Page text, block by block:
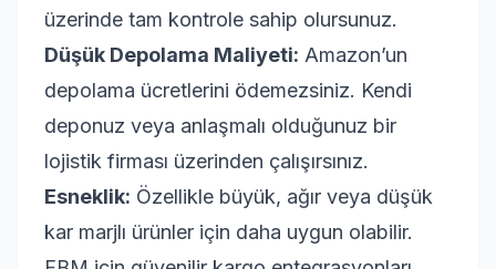
üzerinde tam kontrole sahip olursunuz.
Düşük Depolama Maliyeti: Amazon’un
depolama ücretlerini ödemezsiniz. Kendi
deponuz veya anlaşmalı olduğunuz bir
lojistik firması üzerinden çalışırsınız.
Esneklik: Özellikle büyük, ağır veya düşük
kar marjlı ürünler için daha uygun olabilir.